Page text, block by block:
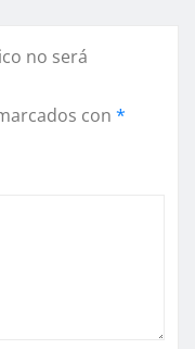
no será
con *